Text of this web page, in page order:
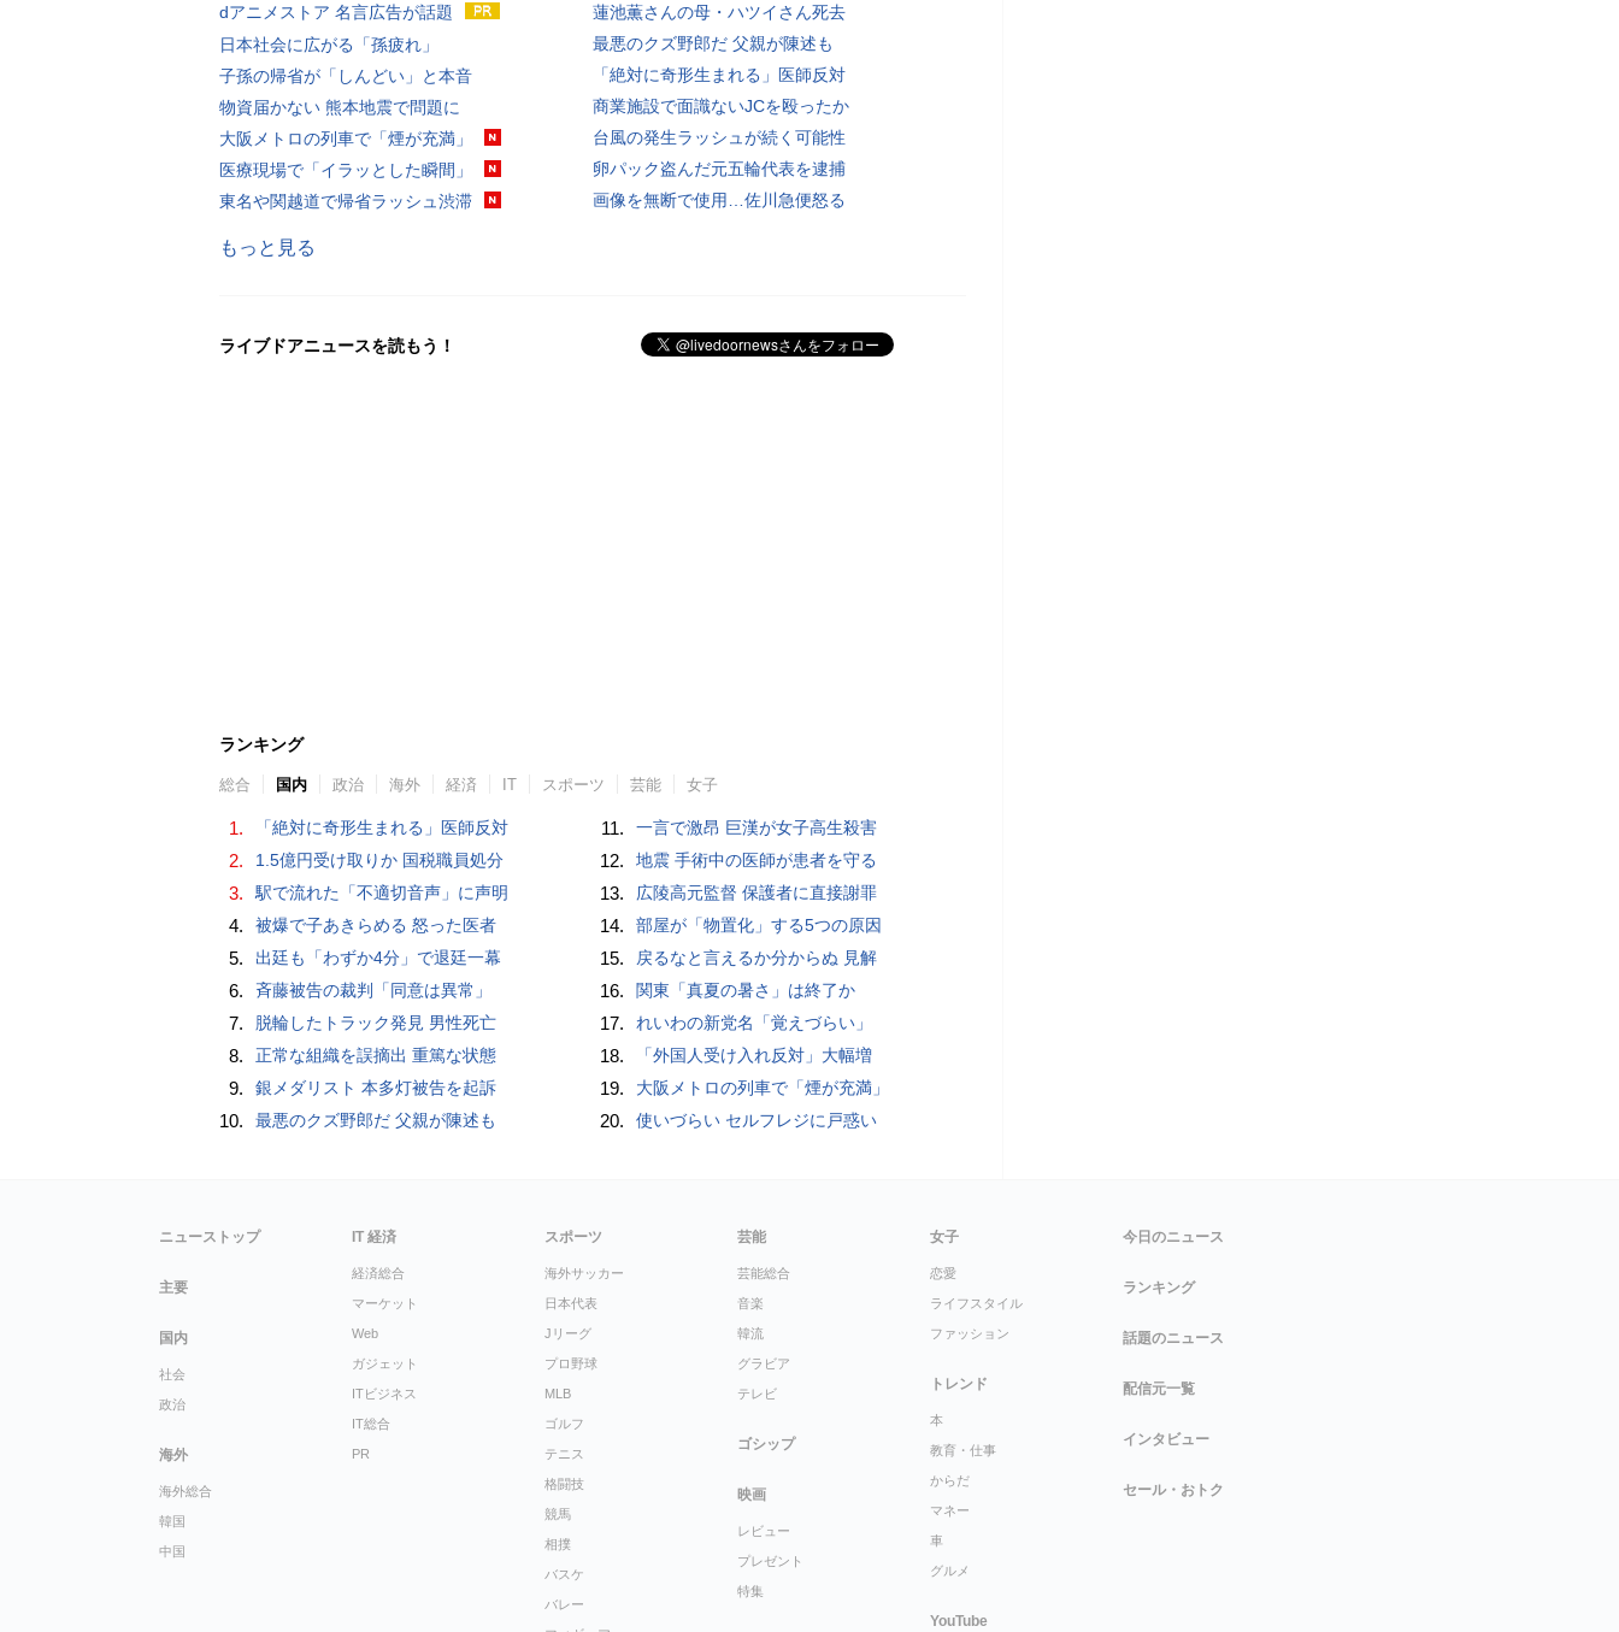
dアニメストア 名言広告が話題
日本社会に広がる「孫疲れ」
子孫の帰省が「しんどい」と本音
物資届かない 熊本地震で問題に
大阪メトロの列車で「煙が充満」
医療現場で「イラッとした瞬間」
東名や関越道で帰省ラッシュ渋滞
蓮池薫さんの母・ハツイさん死去
最悪のクズ野郎だ 父親が陳述も
「絶対に奇形生まれる」医師反対
商業施設で面識ないJCを殴ったか
台風の発生ラッシュが続く可能性
卵パック盗んだ元五輪代表を逮捕
画像を無断で使用…佐川急便怒る
もっと見る
ライブドアニュースを読もう！
ランキング
総合 国内 政治 海外 経済 IT スポーツ 芸能 女子
1. 「絶対に奇形生まれる」医師反対
2. 1.5億円受け取りか 国税職員処分
3. 駅で流れた「不適切音声」に声明
4. 被爆で子あきらめる 怒った医者
5. 出廷も「わずか4分」で退廷一幕
6. 斉藤被告の裁判「同意は異常」
7. 脱輪したトラック発見 男性死亡
8. 正常な組織を誤摘出 重篤な状態
9. 銀メダリスト 本多灯被告を起訴
10. 最悪のクズ野郎だ 父親が陳述も
11. 一言で激昂 巨漢が女子高生殺害
12. 地震 手術中の医師が患者を守る
13. 広陵高元監督 保護者に直接謝罪
14. 部屋が「物置化」する5つの原因
15. 戻るなと言えるか分からぬ 見解
16. 関東「真夏の暑さ」は終了か
17. れいわの新党名「覚えづらい」
18. 「外国人受け入れ反対」大幅増
19. 大阪メトロの列車で「煙が充満」
20. 使いづらい セルフレジに戸惑い
ニューストップ
主要
国内
社会
政治
海外
海外総合
韓国
中国
IT 経済
経済総合
マーケット
Web
ガジェット
ITビジネス
IT総合
PR
スポーツ
海外サッカー
日本代表
Jリーグ
プロ野球
MLB
ゴルフ
テニス
格闘技
競馬
相撲
バスケ
バレー
芸能
芸能総合
音楽
韓流
グラビア
テレビ
ゴシップ
映画
レビュー
プレゼント
特集
女子
恋愛
ライフスタイル
ファッション
トレンド
本
教育・仕事
からだ
マネー
車
グルメ
YouTube
今日のニュース
ランキング
話題のニュース
配信元一覧
インタビュー
セール・おトク